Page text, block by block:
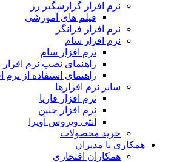
نرم افزار گزارشگیر رز
فیلم های آموزشی
نرم افزار فرانگر
نرم افزار سام
نرم افزار سام
راهنمای نصب نرم
راهنمای استفاده از نرم
سایر نرم افزارها
نرم افزار فاریا
نرم افزار جنین
آنتی ویروس آویرا
خرید محصولات
همکاری با مدیران
همکاران افتخاری